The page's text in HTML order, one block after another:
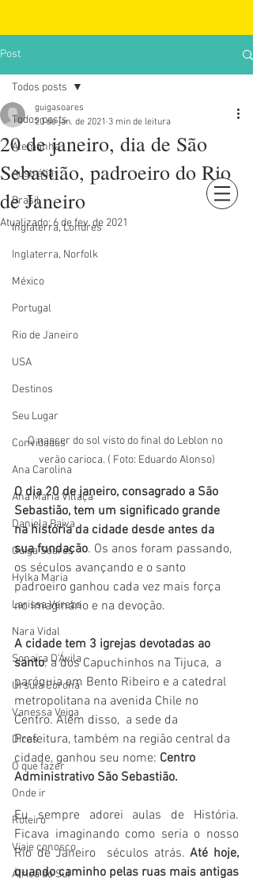
Post
Todos posts
Alemanha
Austrália
Brasil
Inglaterra, Londres
Inglaterra, Norfolk
México
Portugal
Rio de Janeiro
USA
Destinos
Seu Lugar
Convidados
Ana Carolina
Ana Maria Villaça
Daniela Paiva
Guiga Soares
Hylka Maria
Larissa Vereza
Nara Vidal
Sonaira D'Ávila
Úrsula Corona
Vanessa Veiga
Dicas
O que fazer
Onde ir
Roteiro
Viaje conosco
África do Sul
Todos posts
20 de janeiro, dia de São
Sebastião, padroeiro do Rio
de Janeiro
guigasoares
20 de jan. de 2021 3 min de leitura
Atualizado:6 de fev. de 2021
O nascer do sol visto do final do Leblon no
verão carioca. ( Foto: Eduardo Alonso)
O dia 20 de janeiro, consagrado a São
Sebastião, tem um significado grande
na história da cidade desde antes da
sua fundação. Os anos foram passando,
os séculos avançando e o santo
padroeiro ganhou cada vez mais força
no imaginário e na devoção.
A cidade tem 3 igrejas devotadas ao
santo: a dos Capuchinhos na Tijuca,  a
paróquia em Bento Ribeiro e a catedral
metropolitana na avenida Chile no
Centro. Além disso,  a sede da
Prefeitura, também na região central da
cidade, ganhou seu nome: Centro
Administrativo São Sebastião.
Eu sempre adorei aulas de História.
Ficava imaginando como seria o nosso
Rio de Janeiro  séculos atrás. Até hoje,
quando caminho pelas ruas mais antigas